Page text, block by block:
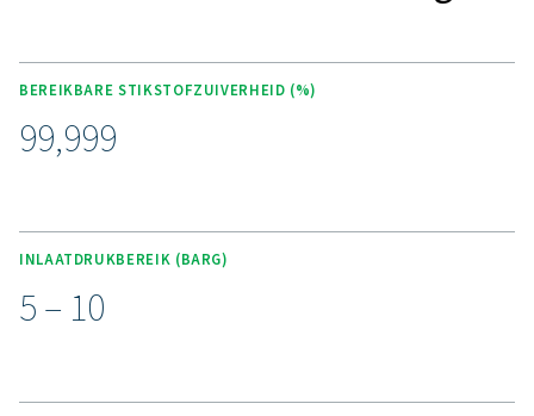
BELANGRIJKSTE KENMERKEN